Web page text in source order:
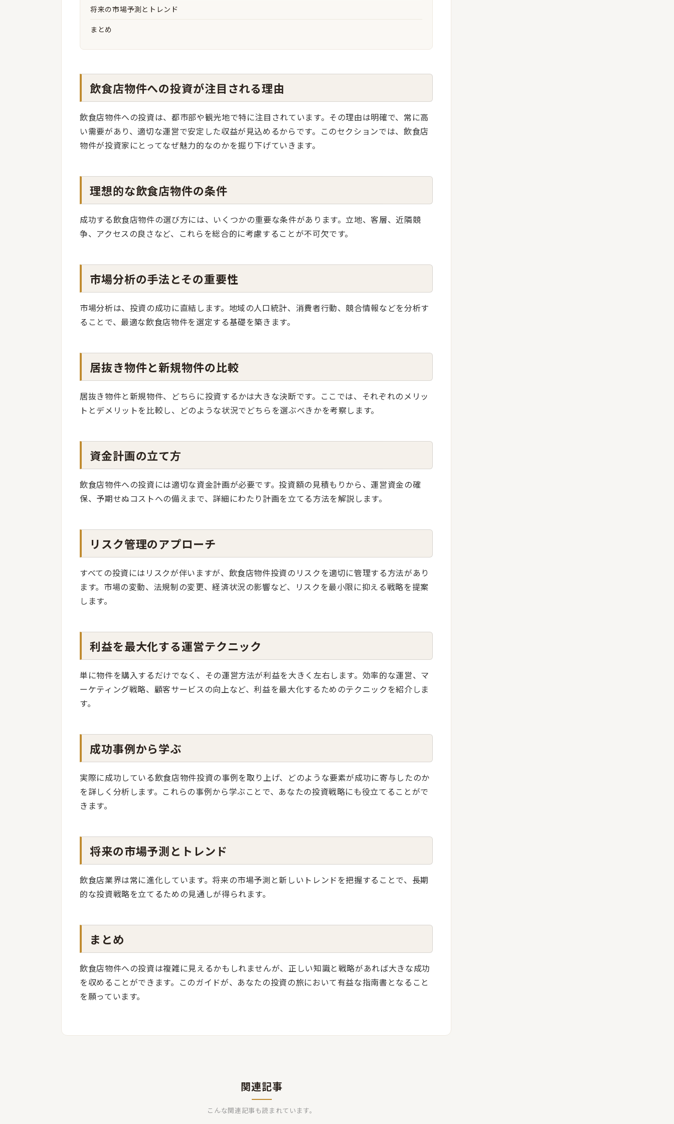
将来の市場予測とトレンド
まとめ
飲食店物件への投資が注目される理由
飲食店物件への投資は、都市部や観光地で特に注目されています。その理由は明確で、常に高
い需要があり、適切な運営で安定した収益が見込めるからです。このセクションでは、飲食店
物件が投資家にとってなぜ魅力的なのかを掘り下げていきます。
理想的な飲食店物件の条件
成功する飲食店物件の選び方には、いくつかの重要な条件があります。立地、客層、近隣競
争、アクセスの良さなど、これらを総合的に考慮することが不可欠です。
市場分析の手法とその重要性
市場分析は、投資の成功に直結します。地域の人口統計、消費者行動、競合情報などを分析す
ることで、最適な飲食店物件を選定する基礎を築きます。
居抜き物件と新規物件の比較
居抜き物件と新規物件、どちらに投資するかは大きな決断です。ここでは、それぞれのメリッ
トとデメリットを比較し、どのような状況でどちらを選ぶべきかを考察します。
資金計画の立て方
飲食店物件への投資には適切な資金計画が必要です。投資額の見積もりから、運営資金の確
保、予期せぬコストへの備えまで、詳細にわたり計画を立てる方法を解説します。
リスク管理のアプローチ
すべての投資にはリスクが伴いますが、飲食店物件投資のリスクを適切に管理する方法があり
ます。市場の変動、法規制の変更、経済状況の影響など、リスクを最小限に抑える戦略を提案
します。
利益を最大化する運営テクニック
単に物件を購入するだけでなく、その運営方法が利益を大きく左右します。効率的な運営、マ
ーケティング戦略、顧客サービスの向上など、利益を最大化するためのテクニックを紹介しま
す。
成功事例から学ぶ
実際に成功している飲食店物件投資の事例を取り上げ、どのような要素が成功に寄与したのか
を詳しく分析します。これらの事例から学ぶことで、あなたの投資戦略にも役立てることがで
きます。
将来の市場予測とトレンド
飲食店業界は常に進化しています。将来の市場予測と新しいトレンドを把握することで、長期
的な投資戦略を立てるための見通しが得られます。
まとめ
飲食店物件への投資は複雑に見えるかもしれませんが、正しい知識と戦略があれば大きな成功
を収めることができます。このガイドが、あなたの投資の旅において有益な指南書となること
を願っています。
関連記事
こんな関連記事も読まれています。